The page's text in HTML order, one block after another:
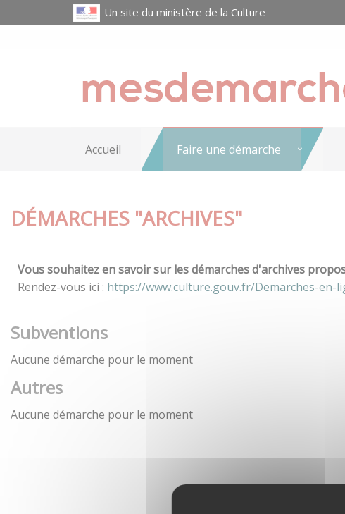
Un site du ministère de la Culture
Accueil Faire une démarche
DÉMARCHES "ARCHIVES"
Vous souhaitez en savoir sur les démarches d'archives
Rendez-vous ici : https://www.culture.gouv.fr/Demarches-en-
Subventions
Aucune démarche pour le moment
Autres
Aucune démarche pour le moment